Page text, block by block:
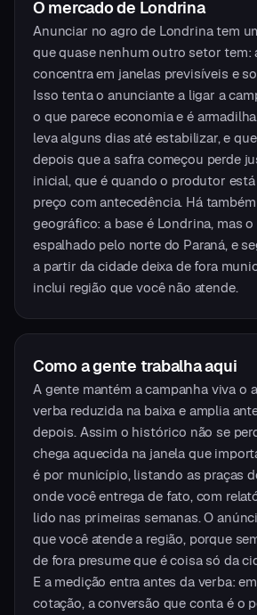
O mercadode Londrina
Anunciar no agro de Londrina tem
que quase nenhum outro setor tem:
concentra em janelas previsíveis e
Isso tenta o anunciante a ligar a
o que parece economia e é
leva alguns dias até estabilizar, e
depois que a safra começou perde
inicial, que é quando o produtor
preço com antecedência. Há
geográfico: a base é Londrina, mas
espalhado pelo norte do Paraná, e
a partir da cidade deixa de fora
inclui região que você não atende.
Como a gente trabalha aqui
A gente mantém a campanha viva o
verba reduzida na baixa e amplia
depois. Assim o histórico não se
chega aquecida na janela que
é por município, listando as praças
onde você entrega de fato, com
lido nas primeiras semanas. O
que você atende a região, porque
de fora presume que é coisa só da
E a medição entra antes da verba:
cotação, a conversão que conta é o